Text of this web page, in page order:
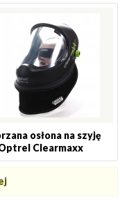
osłona na szyję
Clearmaxx